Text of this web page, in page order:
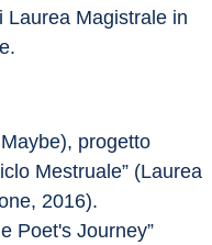
Laurea Magistrale in
progetto
Mestruale” (Laurea
2016).
Poet's Journey”